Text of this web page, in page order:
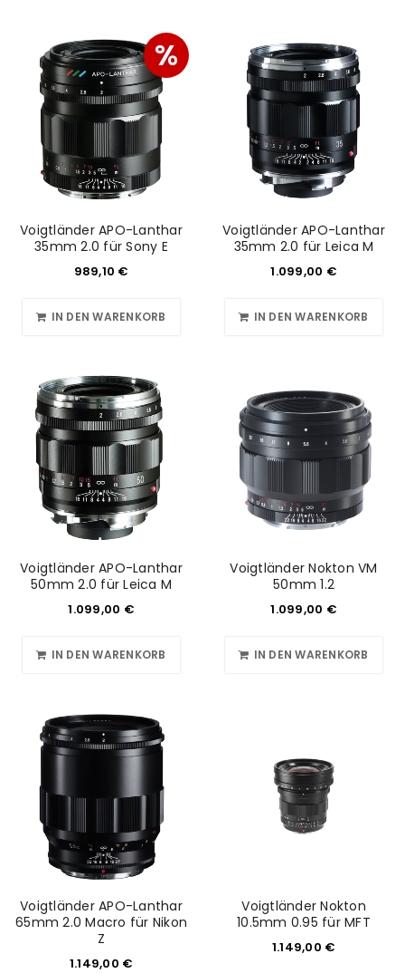
%
Voigtländer APO-Lanthar
35mm 2.0 für Sony E
989,10 €
IN DEN WARENKORB
Voigtländer APO-Lanthar
35mm 2.0 für Leica M
1.099,00 €
IN DEN WARENKORB
Voigtländer APO-Lanthar
50mm 2.0 für Leica M
1.099,00 €
IN DEN WARENKORB
Voigtländer Nokton VM
50mm 1.2
1.099,00 €
IN DEN WARENKORB
Voigtländer APO-Lanthar
65mm 2.0 Macro für Nikon
Z
1.149,00 €
Voigtländer Nokton
10.5mm 0.95 für MFT
1.149,00 €